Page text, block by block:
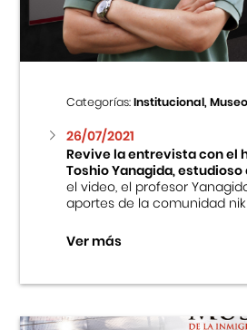
Categorías:Institucional, Museo
26/07/2021
Revive la entrevista con el
Toshio Yanagida, estudioso
el video, el profesor
aportes de la comunidad
Ver más